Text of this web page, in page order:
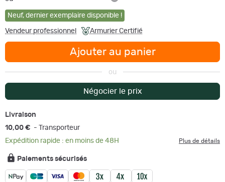
Neuf, dernier exemplaire disponible !
Vendeur professionnel Armurier Certifié
Ajouter au panier
ou
Négocier le prix
Livraison
10,00 € - Transporteur
Expédition rapide : en moins de 48H
Plus de détails
Paiements sécurisés